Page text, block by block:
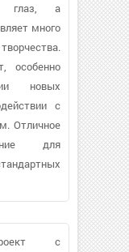
глаз, а
много
особенно
новых
с
Отличное
для
с